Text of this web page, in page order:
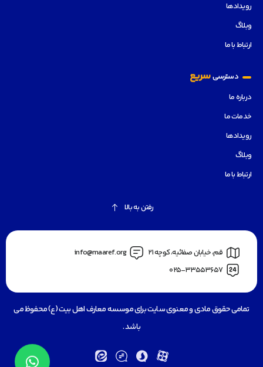
رویدادها
وبلاگ
ارتباط با ما
دسترسیسریع
درباره ما
خدمات ما
رویدادها
وبلاگ
ارتباط با ما
رفتن به بالا
قم، خیابان صفائیه، کوچه 21
info@maaref.org
025-33553657
تمامی حقوق مادی و معنوی سایت برای موسسه معارف اهل بیت (ع) محفوظ می
باشد .